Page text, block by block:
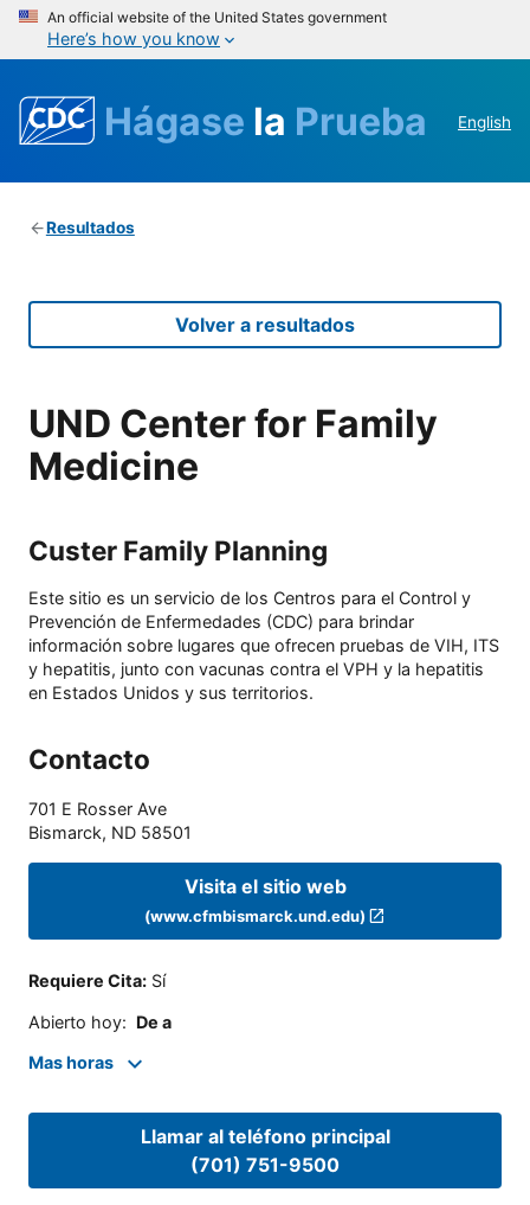
An official website of the United States government
Here’s how you know
Hágase la Prueba English
Resultados
Volver a resultados
UND Center for Family
Medicine
Custer Family Planning
Este sitio es un servicio de los Centros para el Control y
Prevención de Enfermedades (CDC) para brindar
información sobre lugares que ofrecen pruebas de VIH, ITS
y hepatitis, junto con vacunas contra el VPH y la hepatitis
en Estados Unidos y sus territorios.
Contacto
701 E Rosser Ave
Bismarck, ND 58501
Visita el sitio web
(www.cfmbismarck.und.edu)
Requiere Cita: Sí
Abierto hoy: De a
Mas horas
Llamar al teléfono principal
(701) 751-9500